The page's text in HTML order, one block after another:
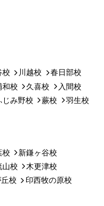
校 川越校
春日部校
和校 久喜校
入間校
じみ野校 蕨校
羽生校
校
新鎌ヶ谷校
山校
木更津校
校
印西牧の原校